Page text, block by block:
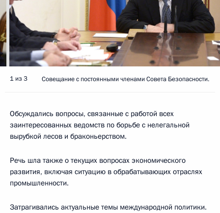
1 из 3 Совещание с постоянными членами Совета Безопасности.
Обсуждались вопросы, связанные с работой всех
заинтересованных ведомств по борьбе с нелегальной
вырубкой лесов и браконьерством.
Речь шла также о текущих вопросах экономического
развития, включая ситуацию в обрабатывающих отраслях
промышленности.
Затрагивались актуальные темы международной политики.